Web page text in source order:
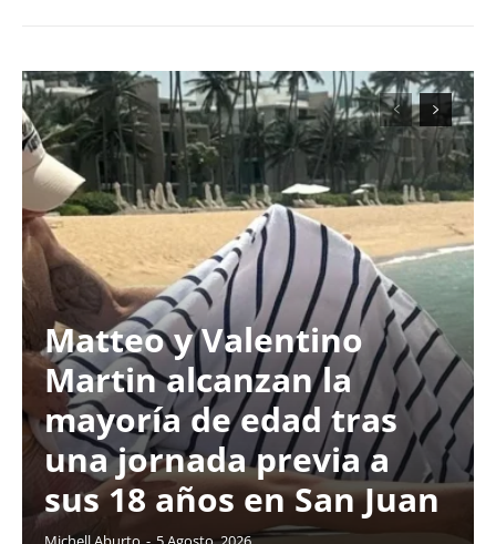
Matteo y Valentino
Martin alcanzan la
mayoría de edad tras
una jornada previa a
sus 18 años en San Juan